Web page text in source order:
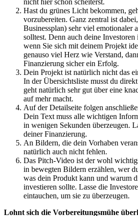
Hast du grünes Licht bekommen,
vorzubereiten. Ganz zentral ist
Businessplan) sehr viel emotionaler
solltest. Denn auch deine Investoren
wenn Sie sich mit deinem Projekt
genauso viel Herz wie Verstand,
Finanzierung sicher ein Erfolg.
Dein Projekt ist natürlich nicht das
In der Übersichtsliste musst du
geht natürlich sehr gut über eine
auf mehr macht.
Auf der Detailseite folgen
Dein Text muss alle wichtigen
in wenigen Sekunden überzeugen.
deiner Finanzierung.
An Bildern, die dein Vorhaben
natürlich auch nicht fehlen.
Das Pitch-Video ist der wohl
in bewegten Bildern erzählen, wer
was dein Produkt kann und warum
investieren sollte. Lasse die
eintauchen, um sie zu überzeugen.
Lohnt sich die Vorbereitungsmühe